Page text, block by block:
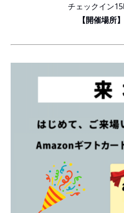
チェックイン
【開催場所】